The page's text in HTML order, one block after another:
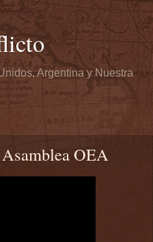
Argentina y Nuestra
OEA